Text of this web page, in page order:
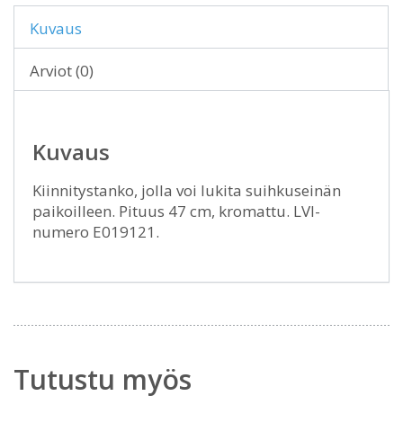
Kuvaus
Arviot (0)
Kuvaus
Kiinnitystanko, jolla voi lukita suihkuseinän
paikoilleen. Pituus 47 cm, kromattu. LVI-
numero E019121.
Tutustu myös